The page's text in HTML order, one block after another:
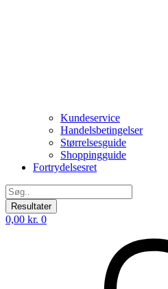
Kundeservice
Handelsbetingelser
Størrelsesguide
Shoppingguide
Fortrydelsesret
Search
...Resultater
0,00 kr. 0